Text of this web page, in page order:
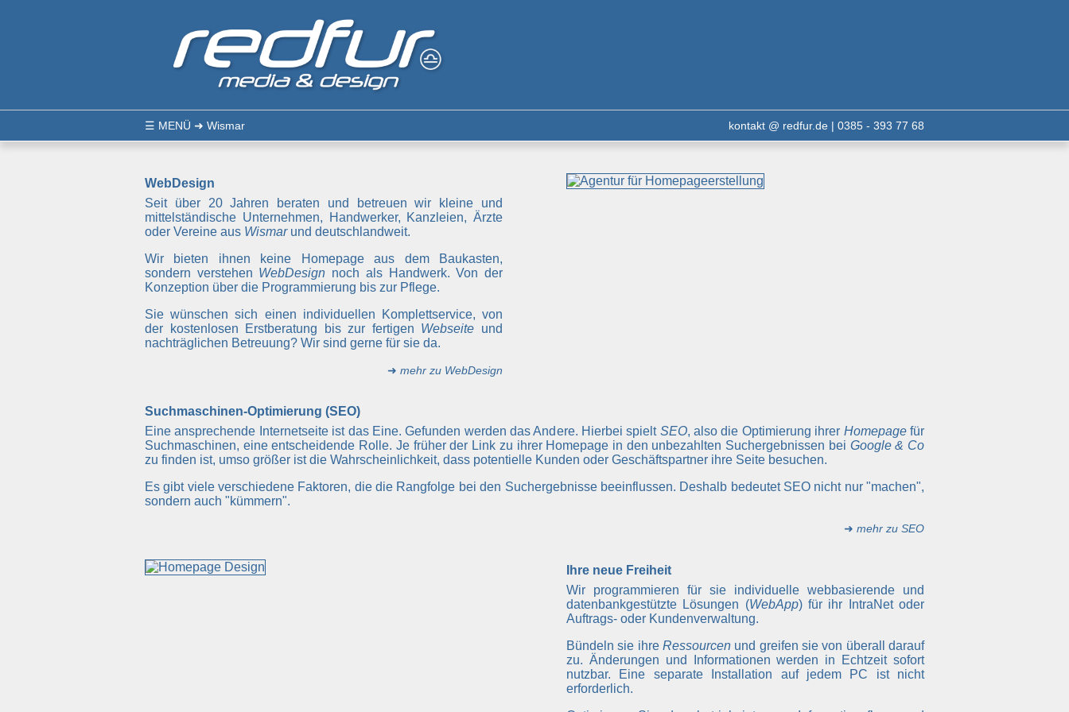
☰ MENÜ ➜ Wismar kontakt @ redfur.de | 0385 - 393 77 68
WebDesign
Seit über 20 Jahren beraten und betreuen wir kleine und
mittelständische Unternehmen, Handwerker, Kanzleien, Ärzte
oder Vereine aus Wismarund deutschlandweit.
Wir bieten ihnen keine Homepage aus dem Baukasten,
sondern verstehen WebDesign noch als Handwerk. Von der
Konzeption über die Programmierung bis zur Pflege.
Sie wünschen sich einen individuellen Komplettservice, von
der kostenlosen Erstberatung bis zur fertigen Webseite und
nachträglichen Betreuung? Wir sind gerne für sie da.
➜ mehr zu WebDesign
Suchmaschinen-Optimierung (SEO)
Eine ansprechende Internetseite ist das Eine. Gefunden werden das Andere. Hierbei spielt SEO, also die Optimierung ihrer Homepagefür
Suchmaschinen, eine entscheidende Rolle. Je früher der Link zu ihrer Homepage in den unbezahlten Suchergebnissen bei Google & Co
zu finden ist, umso größer ist die Wahrscheinlichkeit, dass potentielle Kunden oder Geschäftspartner ihre Seite besuchen.
Es gibt viele verschiedene Faktoren, die die Rangfolge bei den Suchergebnisse beeinflussen. Deshalb bedeutet SEO nicht nur "machen",
sondern auch "kümmern".
➜ mehr zu SEO
Ihre neue Freiheit
Wir programmieren für sie individuelle webbasierende und
datenbankgestützte Lösungen (WebApp) für ihr IntraNet oder
Auftrags- oder Kundenverwaltung.
Bündeln sie ihre Ressourcen und greifen sie von überall darauf
zu. Änderungen und Informationen werden in Echtzeit sofort
nutzbar. Eine separate Installation auf jedem PC ist nicht
erforderlich.